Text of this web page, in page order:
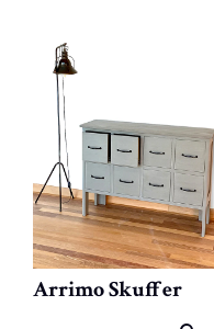
Arrimo Skuffer